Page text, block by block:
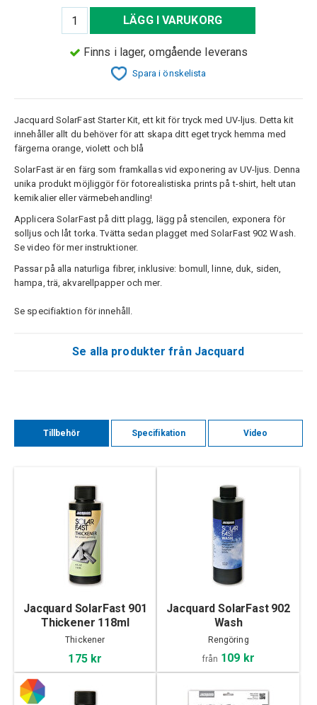
LÄGG I VARUKORG
Finns i lager, omgående leverans
Spara i önskelista
Jacquard SolarFast Starter Kit, ett kit för tryck med UV-ljus. Detta kit
innehåller allt du behöver för att skapa ditt eget tryck hemma med
färgerna orange, violett och blå
SolarFast är en färg som framkallas vid exponering av UV-ljus. Denna
unika produkt möjliggör för fotorealistiska prints på t-shirt, helt utan
kemikalier eller värmebehandling!
Applicera SolarFast på ditt plagg, lägg på stencilen, exponera för
solljus och låt torka. Tvätta sedan plagget med SolarFast 902 Wash.
Se video för mer instruktioner.
Passar på alla naturliga fibrer, inklusive: bomull, linne, duk, siden,
hampa, trä, akvarellpapper och mer.
Se specifiaktion för innehåll.
Se alla produkter från Jacquard
Tillbehör Specifikation Video
Jacquard SolarFast 901
Thickener 118ml
Thickener
175 kr
Jacquard SolarFast 902
Wash
Rengöring
från 109 kr